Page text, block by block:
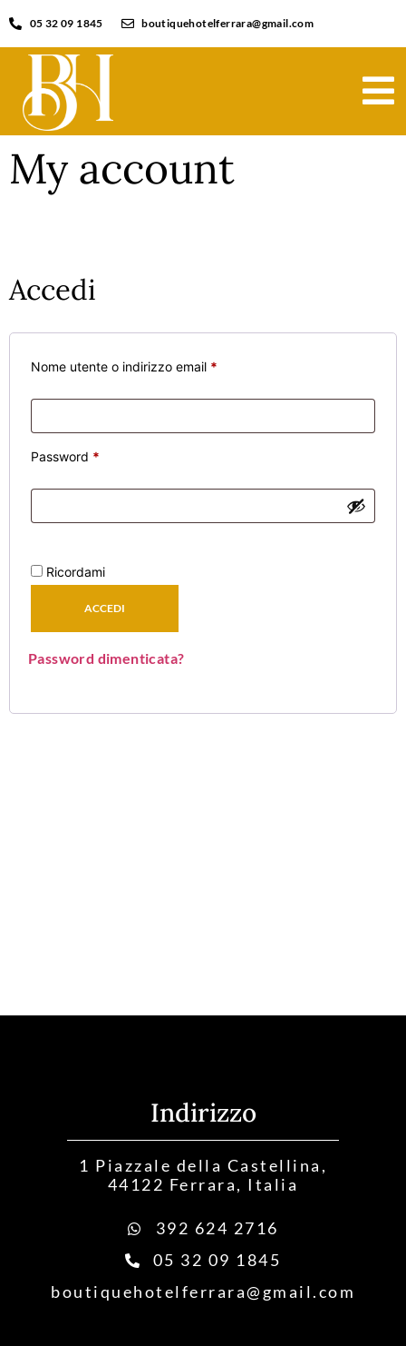
05 32 09 1845 boutiquehotelferrara@gmail.com
My account
Accedi
Nome utente o indirizzo email *
Password *
Ricordami
ACCEDI
Password dimenticata?
Indirizzo
1 Piazzale della Castellina,
44122 Ferrara, Italia
392 624 2716
05 32 09 1845
boutiquehotelferrara@gmail.com